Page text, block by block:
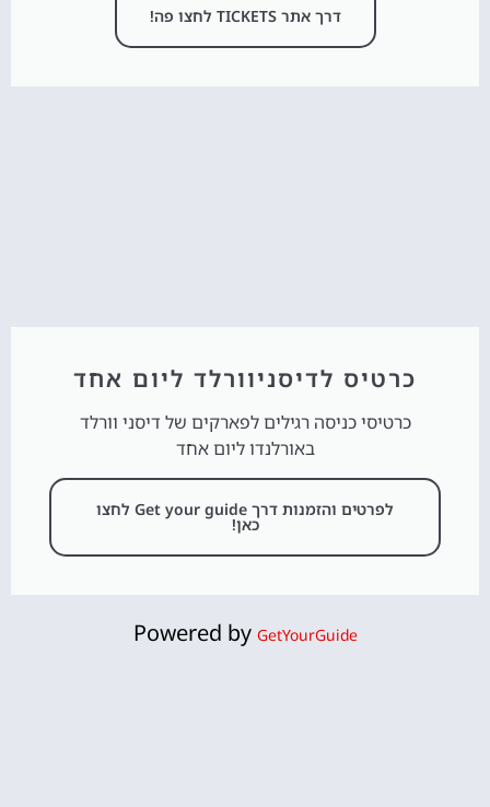
דרך אתר TICKETS לחצו פה!
כרטיס לדיסניוורלד ליום אחד
כרטיסי כניסה רגילים לפארקים של דיסני וורלד
באורלנדו ליום אחד
לפרטים והזמנות דרך Get your guide לחצו
כאן!
Powered by GetYourGuide